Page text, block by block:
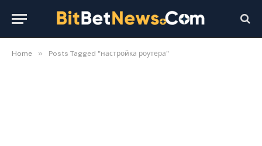
Home » Posts Tagged "настройка роутера"